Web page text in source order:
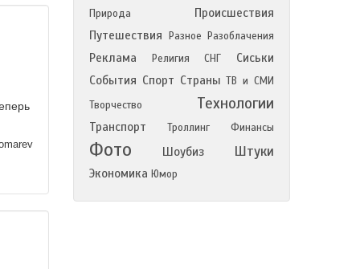
Природа
Происшествия
Путешествия
Разное Разоблачения
Реклама Религия СНГ
Сиськи
События Спорт Страны ТВ и СМИ
Творчество
Технологии
Транспорт Троллинг Финансы
Фото Шоубиз Штуки
Экономика Юмор